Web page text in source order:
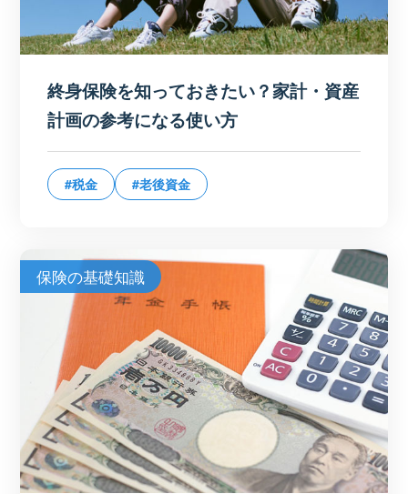
終身保険を知っておきたい？家計・資産
計画の参考になる使い方
#税金 #老後資金
保険の基礎知識